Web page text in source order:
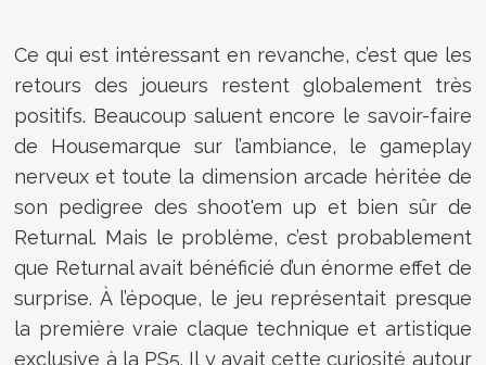
Ce qui est intéressant en revanche, c’est que les
retours des joueurs restent globalement très
positifs. Beaucoup saluent encore le savoir-faire
de Housemarque sur l’ambiance, le gameplay
nerveux et toute la dimension arcade héritée de
son pedigree des shoot'em up et bien sûr de
Returnal. Mais le problème, c’est probablement
que Returnal avait bénéficié d’un énorme effet de
surprise. À l’époque, le jeu représentait presque
la première vraie claque technique et artistique
exclusive à la PS5. Il y avait cette curiosité autour